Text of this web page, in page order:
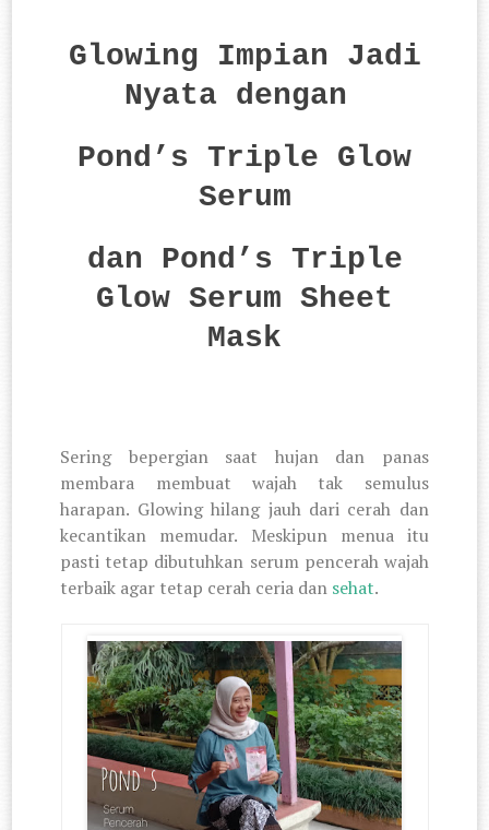
Glowing Impian Jadi
Nyata dengan
Pond’s Triple Glow
Serum
dan Pond’s Triple
Glow Serum Sheet
Mask
Sering bepergian saat hujan dan panas
membara membuat wajah tak semulus
harapan. Glowing hilang jauh dari cerah dan
kecantikan memudar. Meskipun menua itu
pasti tetap dibutuhkan serum pencerah wajah
terbaik agar tetap cerah ceria dan sehat.